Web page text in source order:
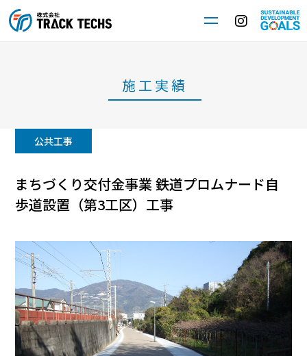
施工実績
公共工事
まちづくり交付金事業 鉄道プロムナード自
歩道設置（第3工区）工事